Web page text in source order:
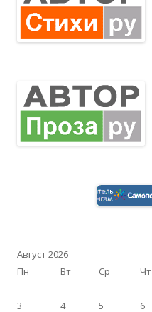
Август 2026
Пн
Вт Ср Чт
3
4 5 6